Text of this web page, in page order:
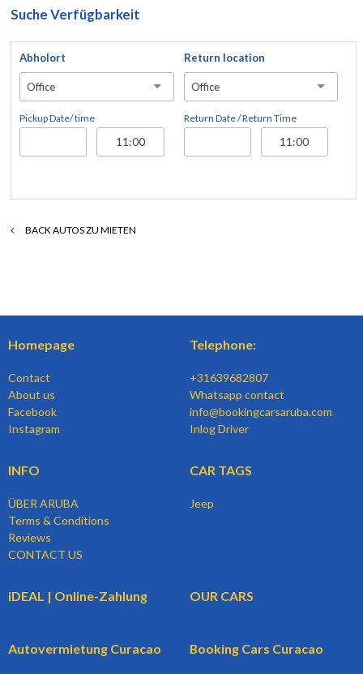
Suche Verfügbarkeit
Abholort
Office
Pickup Date/ time
Return location
Office
Return Date / Return Time
BACK AUTOS ZU MIETEN
Homepage
Contact
About us
Facebook
Instagram
Telephone:
+31639682807
Whatsapp contact
info@bookingcarsaruba.com
Inlog Driver
INFO
ÜBER ARUBA
Terms & Conditions
Reviews
CONTACT US
CAR TAGS
Jeep
iDEAL | Online-Zahlung OUR CARS
Autovermietung Curacao Booking Cars Curacao